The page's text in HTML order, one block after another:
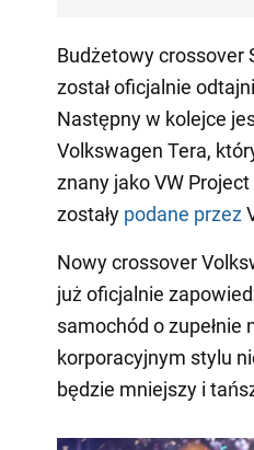
Budżetowy crossover
został oficjalnie
Następny w kolejce
Volkswagen Tera,
znany jako VW Project
zostały podane przez
Nowy crossover
już oficjalnie
samochód o zupełnie
korporacyjnym stylu
będzie mniejszy i